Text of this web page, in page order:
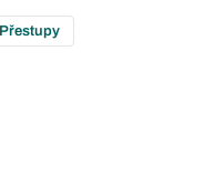
Přestupy